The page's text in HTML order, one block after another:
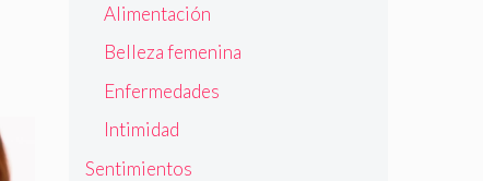
Alimentación
Belleza femenina
Enfermedades
Intimidad
Sentimientos